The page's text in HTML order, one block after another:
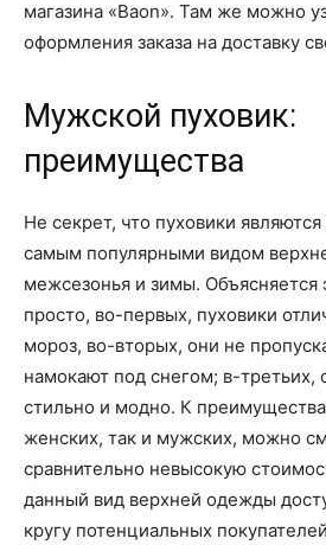
магазина «Baon». Там же можно
оформления заказа на доставку
Мужской пуховик:
преимущества
Не секрет, что пуховики
самым популярными видом
межсезонья и зимы. Объясняется
просто, во-первых, пуховики
мороз, во-вторых, они не
намокают под снегом; в-третьих,
стильно и модно. К
женских, так и мужских, можно
сравнительно невысокую
данный вид верхней одежды
кругу потенциальных